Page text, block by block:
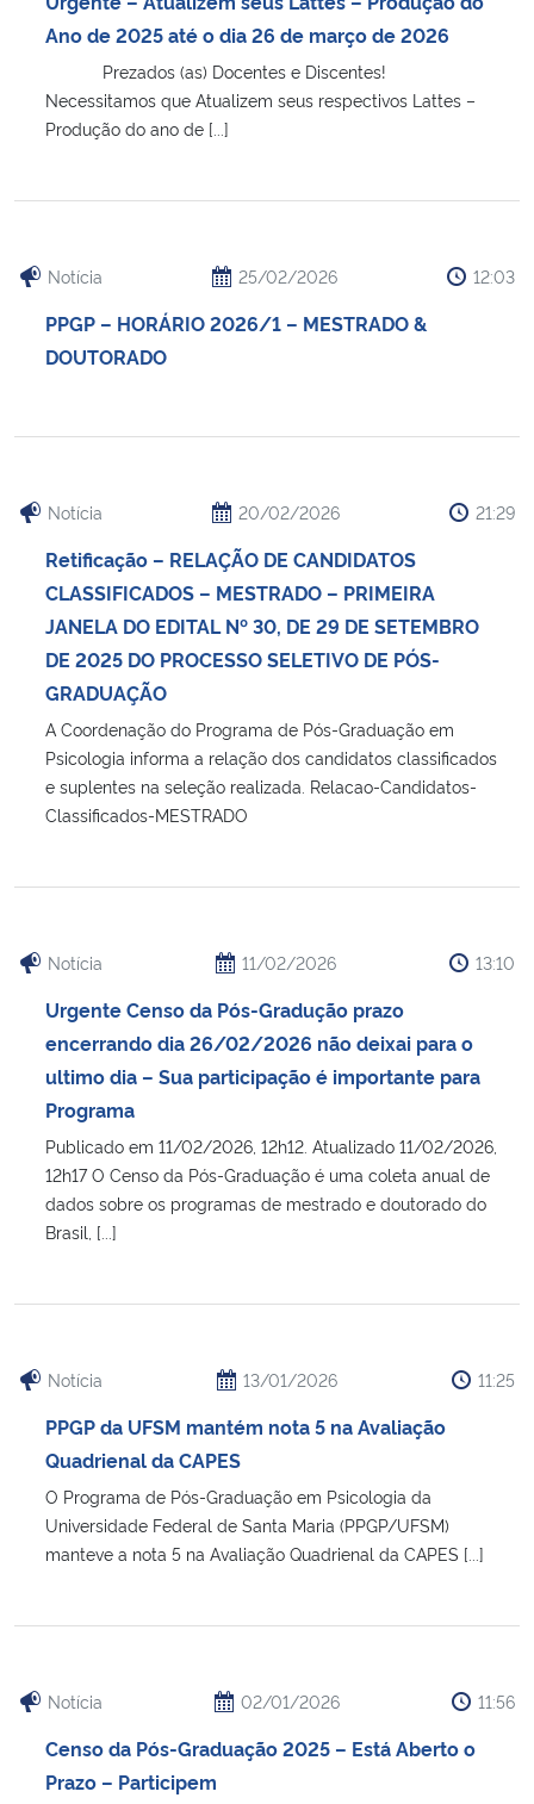
Ministério da Cidadania
Ministério da Saúde
Ministério de Minas e Energia
Ministério do Meio Ambiente
Ministério do Turismo
Ministério da Mulher, da Família e dos Direitos Humanos
Secretaria-Geral
Secretaria de Governo
Advocacia-Geral da União
Ano de 2025 até o dia 26 de março de 2026
Prezados (as) Docentes e Discentes!
Necessitamos que Atualizem seus respectivos Lattes –
Produção do ano de [...]
Notícia 25/02/2026 12:03
PPGP – HORÁRIO 2026/1 – MESTRADO &
DOUTORADO
Notícia 20/02/2026 21:29
Retificação – RELAÇÃO DE CANDIDATOS
CLASSIFICADOS – MESTRADO – PRIMEIRA
JANELA DO EDITAL Nº 30, DE 29 DE SETEMBRO
DE 2025 DO PROCESSO SELETIVO DE PÓS-
GRADUAÇÃO
A Coordenação do Programa de Pós-Graduação em
Psicologia informa a relação dos candidatos classificados
e suplentes na seleção realizada. Relacao-Candidatos-
Classificados-MESTRADO
Notícia 11/02/2026 13:10
Urgente Censo da Pós-Gradução prazo
encerrando dia 26/02/2026 não deixai para o
ultimo dia – Sua participação é importante para
Programa
Publicado em 11/02/2026, 12h12. Atualizado 11/02/2026,
12h17 O Censo da Pós-Graduação é uma coleta anual de
dados sobre os programas de mestrado e doutorado do
Brasil, [...]
Notícia 13/01/2026 11:25
PPGP da UFSM mantém nota 5 na Avaliação
Quadrienal da CAPES
O Programa de Pós-Graduação em Psicologia da
Universidade Federal de Santa Maria (PPGP/UFSM)
manteve a nota 5 na Avaliação Quadrienal da CAPES [...]
Notícia 02/01/2026 11:56
Censo da Pós-Graduação 2025 – Está Aberto o
Prazo – Participem